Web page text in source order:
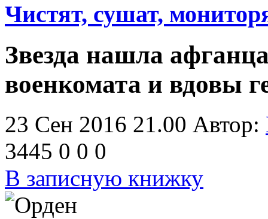
Чистят, сушат,
Звезда нашла
военкомата и вдовы
23 Сен 2016 21.00 Автор:
3445 0 0 0
В записную книжку